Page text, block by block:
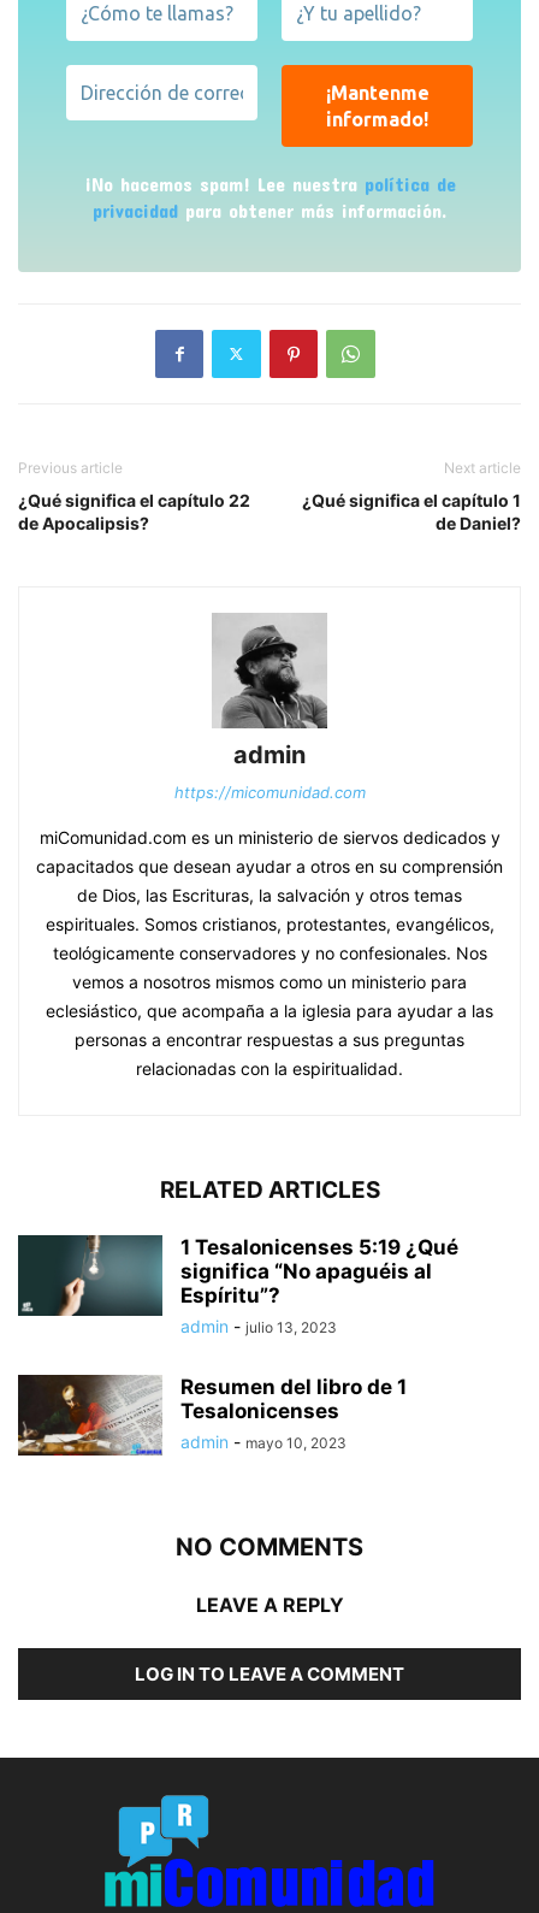
¡No hacemos spam! Lee nuestra política de
privacidad para obtener más información.
Previous article
¿Qué significa el capítulo 22
de Apocalipsis?
Next article
¿Qué significa el capítulo 1
de Daniel?
admin
https://micomunidad.com
miComunidad.com es un ministerio de siervos dedicados y
capacitados que desean ayudar a otros en su comprensión
de Dios, las Escrituras, la salvación y otros temas
espirituales. Somos cristianos, protestantes, evangélicos,
teológicamente conservadores y no confesionales. Nos
vemos a nosotros mismos como un ministerio para
eclesiástico, que acompaña a la iglesia para ayudar a las
personas a encontrar respuestas a sus preguntas
relacionadas con la espiritualidad.
RELATED ARTICLES
1 Tesalonicenses 5:19 ¿Qué
significa “No apaguéis al
Espíritu”?
admin - julio 13, 2023
Resumen del libro de 1
Tesalonicenses
admin - mayo 10, 2023
NO COMMENTS
LEAVE A REPLY
LOG IN TO LEAVE A COMMENT